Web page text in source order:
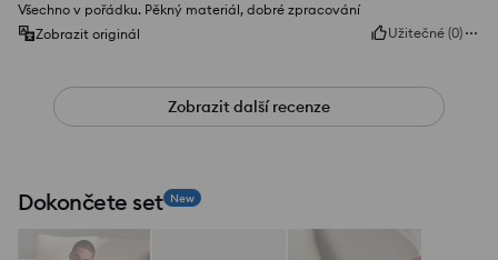
Všechno v pořádku. Pěkný materiál, dobré zpracování
Zobrazit originál
Užitečné (0)
Zobrazit další recenze
Dokončete set New